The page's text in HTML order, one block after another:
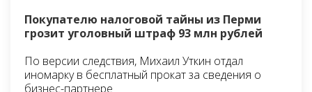
Покупателю налоговой тайны из Перми
грозит уголовный штраф 93 млн рублей
По версии следствия, Михаил Уткин отдал
иномарку в бесплатный прокат за сведения о
бизнес-партнере